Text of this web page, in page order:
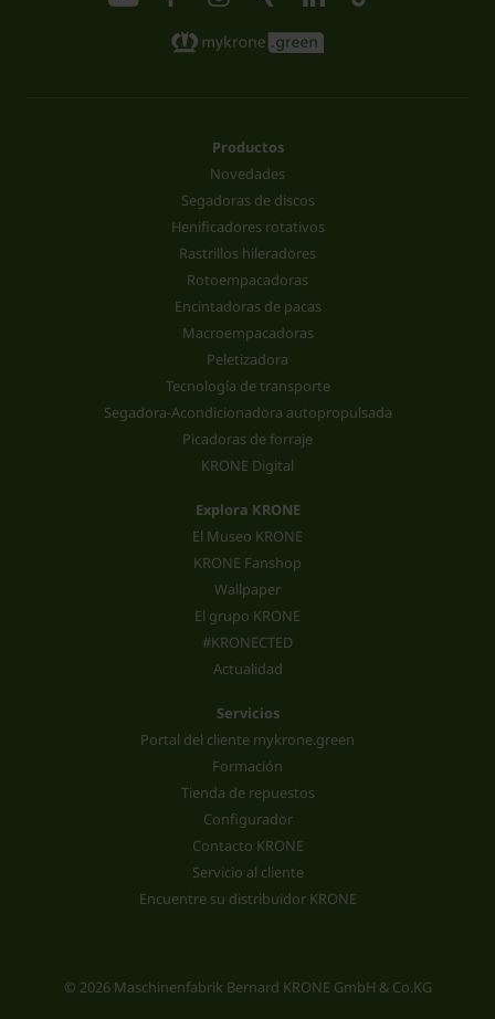
Productos
Novedades
Segadoras de discos
Henificadores rotativos
Rastrillos hileradores
Rotoempacadoras
Encintadoras de pacas
Macroempacadoras
Peletizadora
Tecnología de transporte
Segadora-Acondicionadora autopropulsada
Picadoras de forraje
KRONE Digital
Explora KRONE
El Museo KRONE
KRONE Fanshop
Wallpaper
El grupo KRONE
#KRONECTED
Actualidad
Servicios
Portal del cliente mykrone.green
Formación
Tienda de repuestos
Configurador
Contacto KRONE
Servicio al cliente
Encuentre su distribuidor KRONE
© 2026 Maschinenfabrik Bernard KRONE GmbH & Co.KG